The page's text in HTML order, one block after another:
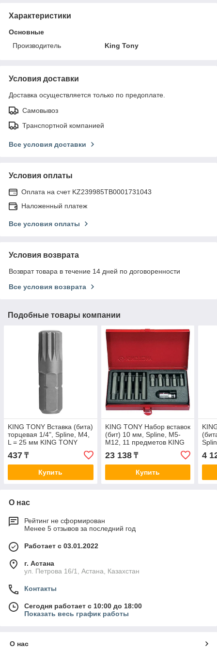
Характеристики
Основные
Производитель
King Tony
Условия доставки
Доставка осуществляется только по предоплате.
Самовывоз
Транспортной компанией
Все условия доставки
Условия оплаты
Оплата на счет KZ239985TB0001731043
Наложенный платеж
Все условия оплаты
Условия возврата
Возврат товара в течение 14 дней по договоренности
Все условия возврата
Подобные товары компании
KING TONY Вставка (бита)
торцевая 1/4", Spline, М4,
L = 25 мм KING TONY
437 ₸
Купить
KING TONY Набор вставок
(бит) 10 мм, Spline, М5-
М12, 11 предметов KING
23 138₸
Купить
4
О нас
Рейтинг не сформирован
Менее 5 отзывов за последний год
Работает с 03.01.2022
г. Астана
ул. Петрова 16/1, Астана, Казахстан
Контакты
Сегодня работает с 10:00 до 18:00
Показать весь график работы
О нас